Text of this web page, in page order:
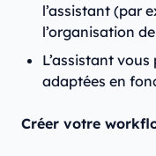
l’assistant (par
l’organisation
L’assistant
adaptées en
Créer votre